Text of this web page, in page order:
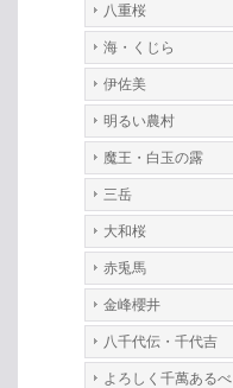
八重桜
海・くじら
伊佐美
明るい農村
魔王・白玉の露
三岳
大和桜
赤兎馬
金峰櫻井
八千代伝・千代吉
よろしく千萬あるべ